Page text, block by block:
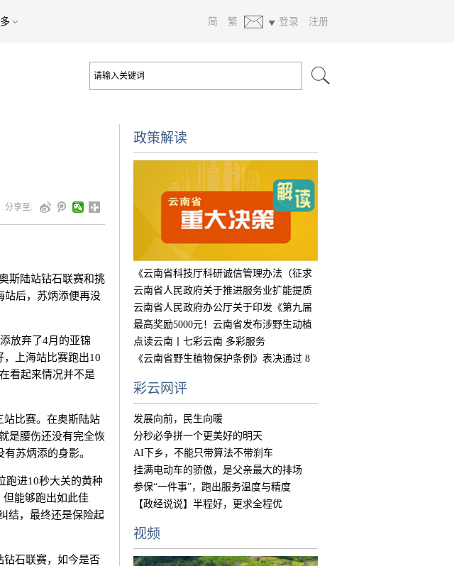
简 繁 登录 注册
分享至:
斯陆站钻石联赛和挑
站后，苏炳添便再没
放弃了4月的亚锦
上海站比赛跑出10
看起来情况并不是
比赛。在奥斯陆站
是腰伤还没有完全恢
苏炳添的身影。
进10秒大关的黄种
但能够跑出如此佳
结，最终还是保险起
石联赛，如今是否
政策解读
《云南省科技厅科研诚信管理办法（征求
意见
云南省人民政府关于推进服务业扩能提质
的实
云南省人民政府办公厅关于印发《第九届
中国
最高奖励5000元！云南省发布涉野生动植
物违
点读云南丨七彩云南 多彩服务
《云南省野生植物保护条例》表决通过 8
彩云网评
发展向前，民生向暖
分秒必争拼一个更美好的明天
AI下乡，不能只带算法不带刹车
挂满电动车的骄傲，是父亲最大的排场
参保“一件事”，跑出服务温度与精度
【政经说说】半程好，更求全程优
视频